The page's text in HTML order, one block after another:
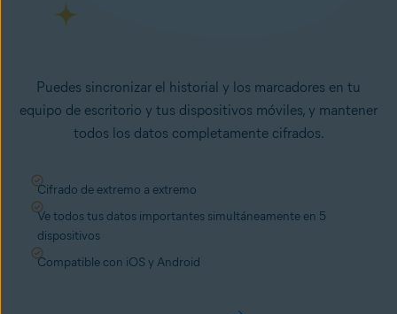
Puedes sincronizar el historial y los marcadores en tu
equipo de escritorio y tus dispositivos móviles, y mantener
todos los datos completamente cifrados.
Cifrado de extremo a extremo
Ve todos tus datos importantes simultáneamente en 5
dispositivos
Compatible con iOS y Android